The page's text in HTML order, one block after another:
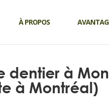
À PROPOS
dentier à
à Montréal)